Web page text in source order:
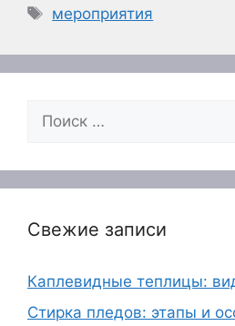
Метки
мероприятия
Поиск:
Свежие записи
Каплевидные теплицы:
Стирка пледов: этапы и